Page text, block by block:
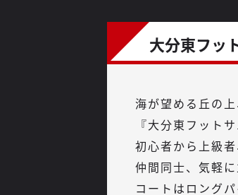
大分東フッ
海が望める丘の
『大分東フット
初心者から上級
仲間同士、気軽
コートはロング